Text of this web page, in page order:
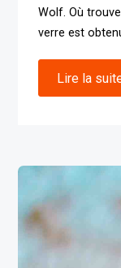
Wolf. Où
verre est
Lire la